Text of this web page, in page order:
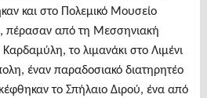
και στο Πολεμικό Μουσείο
πέρασαν από τη Μεσσηνιακή
το λιμανάκι στο Λιμένι
έναν παραδοσιακό διατηρητέο
το Σπήλαιο Διρού, ένα από